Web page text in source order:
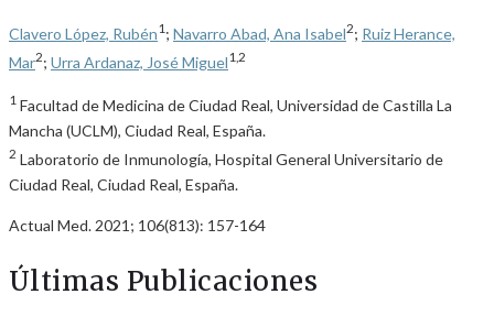
Clavero López, Rubén1 ; Navarro Abad, Ana Isabel2; Ruiz Herance,
Mar2; Urra Ardanaz, José Miguel1,2
1 Facultad de Medicina de Ciudad Real, Universidad de Castilla La
Mancha (UCLM), Ciudad Real, España.
2 Laboratorio de Inmunología, Hospital General Universitario de
Ciudad Real, Ciudad Real, España.
Actual Med. 2021; 106(813): 157-164
Últimas Publicaciones